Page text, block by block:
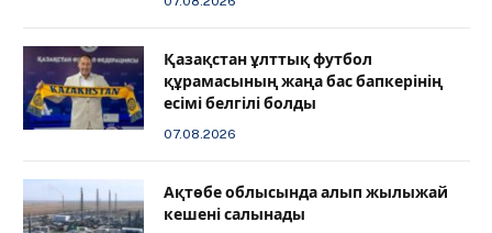
Қазақстан ұлттық футбол
құрамасының жаңа бас бапкерінің
есімі белгілі болды
07.08.2026
Ақтөбе облысында алып жылыжай
кешені салынады